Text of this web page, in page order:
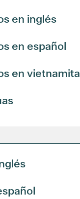
en inglés
en español
en vietnamita